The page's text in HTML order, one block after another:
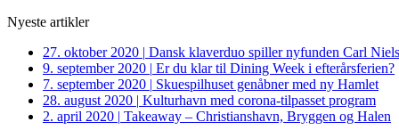
Nyeste artikler
27. oktober 2020 | Dansk klaverduo spiller nyfunden Carl
9. september 2020 | Er du klar til Dining Week i efterårsferien?
7. september 2020 | Skuespilhuset genåbner med ny Hamlet
28. august 2020 | Kulturhavn med corona-tilpasset program
2. april 2020 | Takeaway – Christianshavn, Bryggen og Halen